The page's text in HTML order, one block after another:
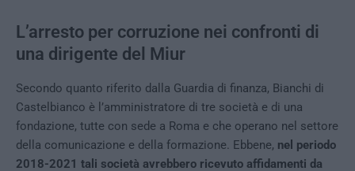
L’arresto per corruzione nei confronti di
una dirigente del Miur
Secondo quanto riferito dalla Guardia di finanza, Bianchi di
Castelbianco è l’amministratore di tre società e di una
fondazione, tutte con sede a Roma e che operano nel settore
della comunicazione e della formazione. Ebbene, nel periodo
2018-2021 tali società avrebbero ricevuto affidamenti da